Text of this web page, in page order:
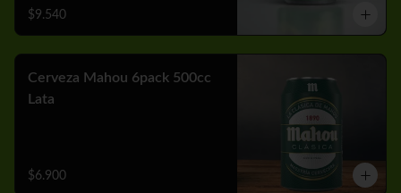
$9.540
Cerveza Mahou 6pack 500cc
Lata
$6.900